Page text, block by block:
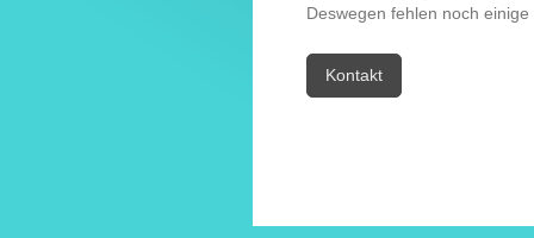
Deswegen fehlen noch einige
Kontakt